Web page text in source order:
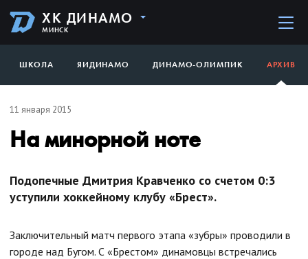
ХК ДИНАМО
МИНСК
ШКОЛА ЯИДИНАМО ДИНАМО-ОЛИМПИК АРХИВ
11 января 2015
На минорной ноте
Подопечные Дмитрия Кравченко со счетом 0:3
уступили хоккейному клубу «Брест».
Заключительный матч первого этапа «зубры» проводили в
городе над Бугом. С «Брестом» динамовцы встречались